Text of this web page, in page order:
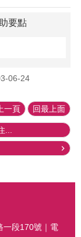
要點
06-24
一頁 回最上面
...
一段170號｜電